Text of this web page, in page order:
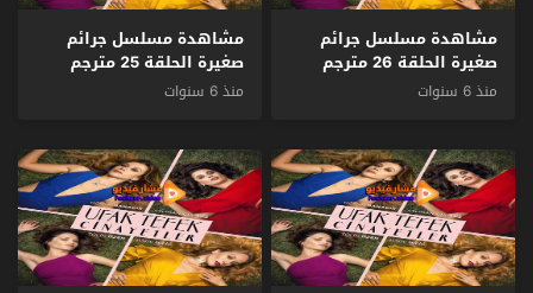
مشاهدة مسلسل جرائم
صغيرة الحلقة 26 مترجم
منذ 6 سنوات
مشاهدة مسلسل جرائم
صغيرة الحلقة 25 مترجم
منذ 6 سنوات